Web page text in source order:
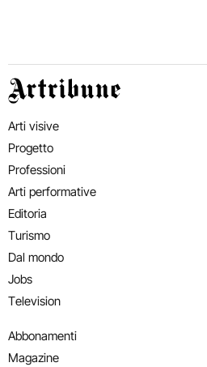
Artribune
Arti visive
Progetto
Professioni
Arti performative
Editoria
Turismo
Dal mondo
Jobs
Television
Abbonamenti
Magazine